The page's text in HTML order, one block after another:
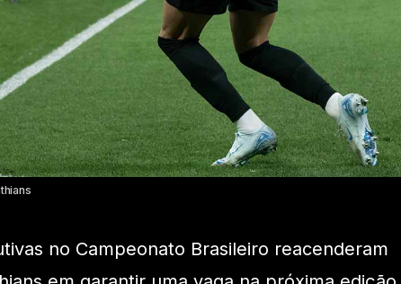
no Campeonato Brasileiro reacenderam